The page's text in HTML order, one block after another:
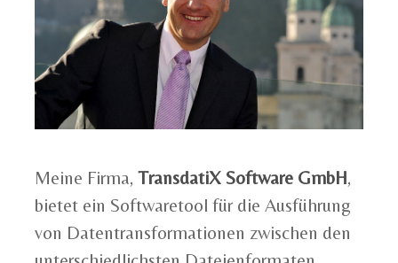
Meine Firma, TransdatiX Software GmbH,
bietet ein Softwaretool für die Ausführung
von Datentransformationen zwischen den